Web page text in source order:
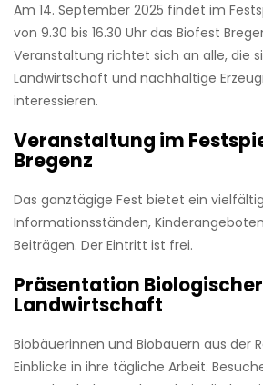
Am 14. September 2025 findet im
von 9.30 bis 16.30 Uhr das Biofest
Veranstaltung richtet sich an alle, die
Landwirtschaft und nachhaltige
interessieren.
Veranstaltung im
Bregenz
Das ganztägige Fest bietet ein
Informationsständen,
Beiträgen. Der Eintritt ist frei.
Präsentation Biologischer
Landwirtschaft
Biobäuerinnen und Biobauern aus der
Einblicke in ihre tägliche Arbeit.